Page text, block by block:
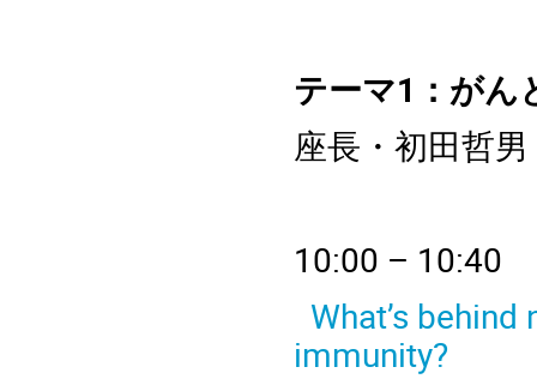
テーマ1：がん
座長・初田哲
10:00 –
What’s
immunity?